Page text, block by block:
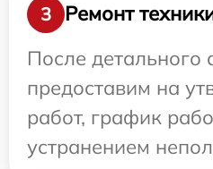
3
Ремонт
После детального
предоставим на
работ, график
устранением